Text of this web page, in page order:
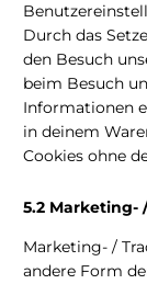
Durch das
den Besuch
beim Besuch
Informationen
in deinem
Cookies ohne
5.2 Marketing-
Marketing- /
andere Form